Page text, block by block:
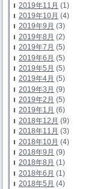
2019年11月 (1)
2019年10月 (4)
2019年9月 (3)
2019年8月 (2)
2019年7月 (5)
2019年6月 (5)
2019年5月 (5)
2019年4月 (5)
2019年3月 (9)
2019年2月 (5)
2019年1月 (6)
2018年12月 (9)
2018年11月 (3)
2018年10月 (4)
2018年9月 (9)
2018年8月 (1)
2018年6月 (1)
2018年5月 (4)